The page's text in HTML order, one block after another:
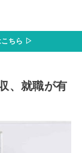
こちら ▷
、就職が有